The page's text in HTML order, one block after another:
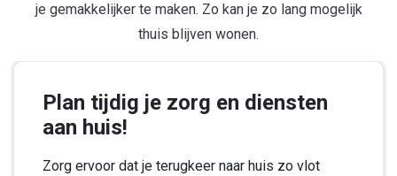
je gemakkelijker te maken. Zo kan je zo lang mogelijk
thuis blijven wonen.
Plan tijdig je zorg en diensten
aan huis!
Zorg ervoor dat je terugkeer naar huis zo vlot